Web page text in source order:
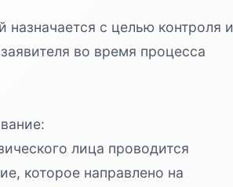
с целью контроля и
во время процесса
лица проводится
которое направлено на